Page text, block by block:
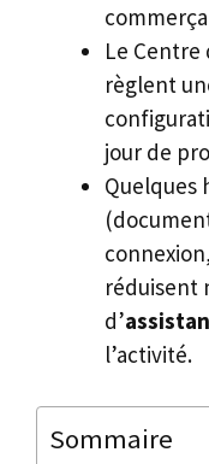
Le Centre
règlent
jour de
Quelques
réduisent
d’
l’activité.
Sommaire